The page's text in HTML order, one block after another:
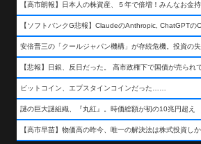
【高市朗報】日本人の株資産、５年で倍増！みんなお金
【悲報】日銀、反日だった。 高市政権下で国債が売られ
ビットコイン、エプスタインコインだった……